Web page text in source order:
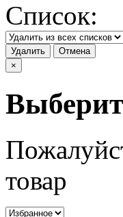
Список:
Удалить
Отмена
×
товар